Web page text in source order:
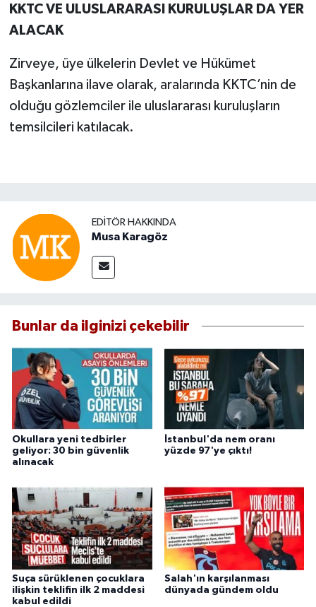
KKTC VE ULUSLARARASI KURULUŞLAR DA YER
ALACAK
Zirveye, üye ülkelerin Devlet ve Hükümet
Başkanlarına ilave olarak, aralarında KKTC’nin de
olduğu gözlemciler ile uluslararası kuruluşların
temsilcileri katılacak.
EDITÖR HAKKINDA
Musa Karagöz
Bunlar da ilginizi çekebilir
Okullara yeni tedbirler
geliyor: 30 bin güvenlik
alınacak
İstanbul'da nem oranı
yüzde 97'ye çıktı!
Suça sürüklenen çocuklara
ilişkin teklifin ilk 2 maddesi
kabul edildi
Salah'ın karşılanması
dünyada gündem oldu